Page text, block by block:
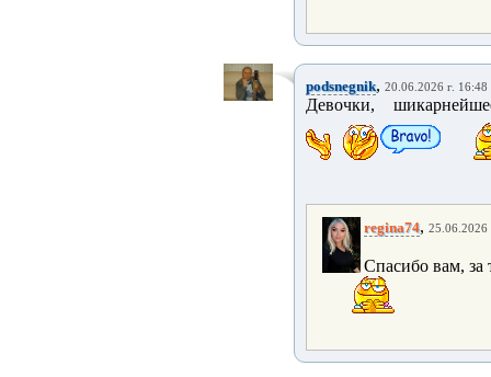
podsnegnik, 20.06.2026 г. 16:48
Девочки,
regina74, 25.06.2026
Спасибо вам,